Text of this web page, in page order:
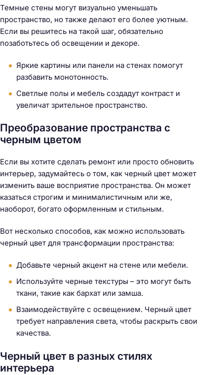
Темные стены могут визуально уменьшать
пространство, но также делают его более уютным.
Если вы решитесь на такой шаг, обязательно
позаботьтесь об освещении и декоре.
Яркие картины или панели на стенах помогут
разбавить монотонность.
Светлые полы и мебель создадут контраст и
увеличат зрительное пространство.
Преобразование пространства с
черным цветом
Если вы хотите сделать ремонт или просто обновить
интерьер, задумайтесь о том, как черный цвет может
изменить ваше восприятие пространства. Он может
казаться строгим и минималистичным или же,
наоборот, богато оформленным и стильным.
Вот несколько способов, как можно использовать
черный цвет для трансформации пространства:
Добавьте черный акцент на стене или мебели.
Используйте черные текстуры – это могут быть
ткани, такие как бархат или замша.
Взаимодействуйте с освещением. Черный цвет
требует направления света, чтобы раскрыть свои
качества.
Черный цвет в разных стилях
интерьера